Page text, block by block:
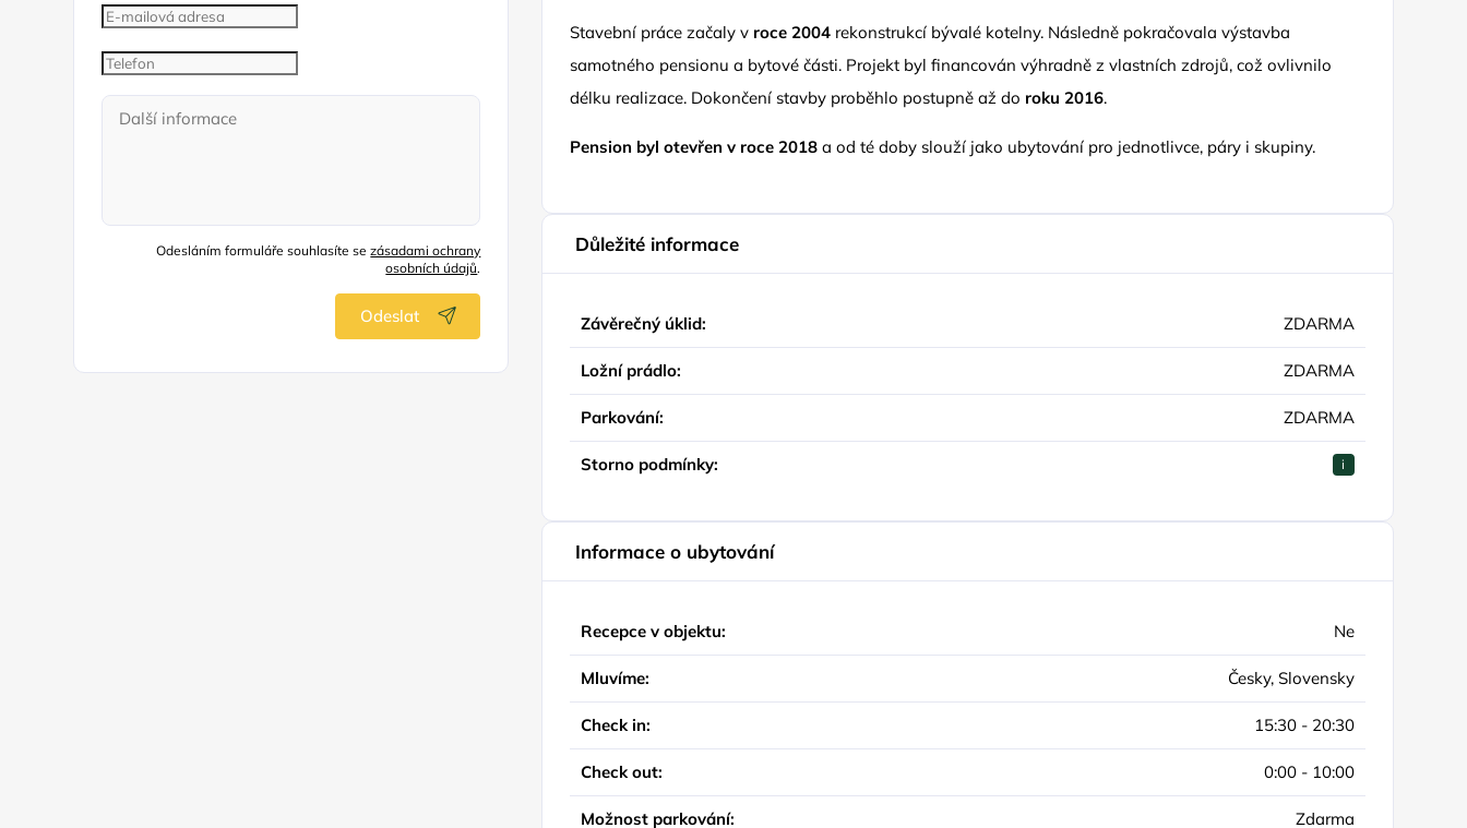
Odesláním formuláře souhlasíte sezásadami ochrany
osobních údajů.
Odeslat
Stavební práce začaly v roce 2004 rekonstrukcí bývalé kotelny. Následně pokračovala výstavba
samotného pensionu a bytové části. Projekt byl financován výhradně z vlastních zdrojů, což ovlivnilo
délku realizace. Dokončení stavby proběhlo postupně až do roku 2016.
Pension byl otevřen v roce 2018 a od té doby slouží jako ubytování pro jednotlivce, páry i skupiny.
Důležité informace
Závěrečný úklid: ZDARMA
Ložní prádlo: ZDARMA
Parkování: ZDARMA
Storno podmínky: i
Informace o ubytování
Recepce v objektu: Ne
Mluvíme: Česky, Slovensky
Check in: 15:30 - 20:30
Check out: 0:00 - 10:00
Možnost parkování: Zdarma